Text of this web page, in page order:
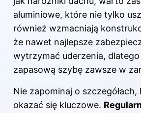
aluminiowe, które nie tylko
również wzmacniają
że nawet najlepsze
wytrzymać uderzenia, dlatego
zapasową szybę zawsze w
Nie zapominaj o
okazać się kluczowe.